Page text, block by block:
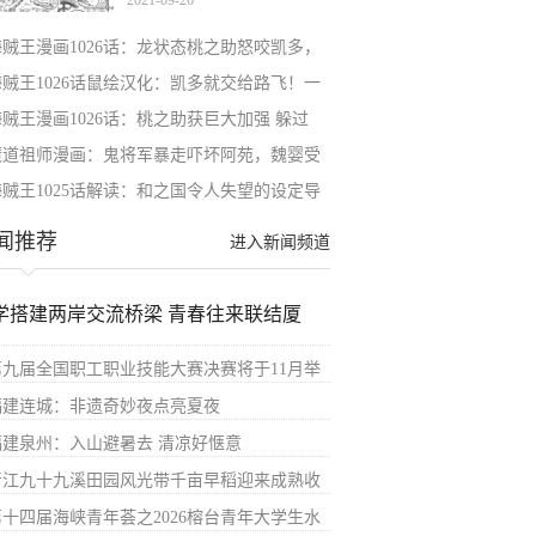
王漫画1026话：龙状态桃之助怒咬凯多，
王1026话鼠绘汉化：凯多就交给路飞！一
王漫画1026话：桃之助获巨大加强 躲过
祖师漫画：鬼将军暴走吓坏阿苑，魏婴受
王1025话解读：和之国令人失望的设定导
进入新闻频道
推荐
搭建两岸交流桥梁 青春往来联结厦
届全国职工职业技能大赛决赛将于11月举
连城：非遗奇妙夜点亮夏夜
泉州：入山避暑去 清凉好惬意
九十九溪田园风光带千亩早稻迎来成熟收
四届海峡青年荟之2026榕台青年大学生水